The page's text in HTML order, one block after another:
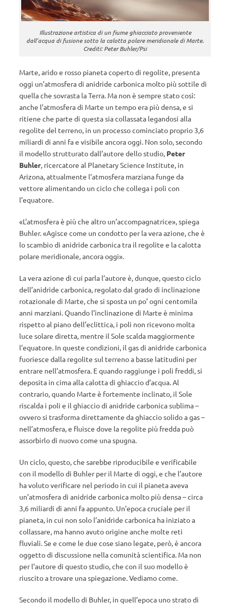
Illustrazione artistica di un fiume ghiacciato proveniente
dall’acqua di fusione sotto la calotta polare meridionale di Marte.
Crediti: Peter Buhler/Psi
Marte, arido e rosso pianeta coperto di regolite, presenta
oggi un’atmosfera di anidride carbonica molto più sottile di
quella che sovrasta la Terra. Ma non è sempre stato così:
anche l’atmosfera di Marte un tempo era più densa, e si
ritiene che parte di questa sia collassata legandosi alla
regolite del terreno, in un processo cominciato proprio 3,6
miliardi di anni fa e visibile ancora oggi. Non solo, secondo
il modello strutturato dall’autore dello studio, Peter
Buhler, ricercatore al Planetary Science Institute, in
Arizona, attualmente l’atmosfera marziana funge da
vettore alimentando un ciclo che collega i poli con
l’equatore.
«L’atmosfera è più che altro un’accompagnatrice», spiega
Buhler. «Agisce come un condotto per la vera azione, che è
lo scambio di anidride carbonica tra il regolite e la calotta
polare meridionale, ancora oggi».
La vera azione di cui parla l’autore è, dunque, questo ciclo
dell’anidride carbonica, regolato dal grado di inclinazione
rotazionale di Marte, che si sposta un po’ ogni centomila
anni marziani. Quando l’inclinazione di Marte è minima
rispetto al piano dell’eclittica, i poli non ricevono molta
luce solare diretta, mentre il Sole scalda maggiormente
l’equatore. In queste condizioni, il gas di anidride carbonica
fuoriesce dalla regolite sul terreno a basse latitudini per
entrare nell’atmosfera. E quando raggiunge i poli freddi, si
deposita in cima alla calotta di ghiaccio d’acqua. Al
contrario, quando Marte è fortemente inclinato, il Sole
riscalda i poli e il ghiaccio di anidride carbonica sublima –
ovvero si trasforma direttamente da ghiaccio solido a gas –
nell’atmosfera, e fluisce dove la regolite più fredda può
assorbirlo di nuovo come una spugna.
Un ciclo, questo, che sarebbe riproducibile e verificabile
con il modello di Buhler per il Marte di oggi, e che l’autore
ha voluto verificare nel periodo in cui il pianeta aveva
un’atmosfera di anidride carbonica molto più densa – circa
3,6 miliardi di anni fa appunto. Un’epoca cruciale per il
pianeta, in cui non solo l’anidride carbonica ha iniziato a
collassare, ma hanno avuto origine anche molte reti
fluviali. Se e come le due cose siano legate, però, è ancora
oggetto di discussione nella comunità scientifica. Ma non
per l’autore di questo studio, che con il suo modello è
riuscito a trovare una spiegazione. Vediamo come.
Secondo il modello di Buhler, in quell’epoca uno strato di